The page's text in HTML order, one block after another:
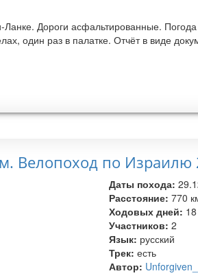
Дороги асфальтированные.
один раз в палатке. Отчёт в виде
Велопоход по Израилю
Даты похода:
Расстояние:770
Ходовых дней: 18
Участников:2
Язык: русский
Трек:есть
Автор: